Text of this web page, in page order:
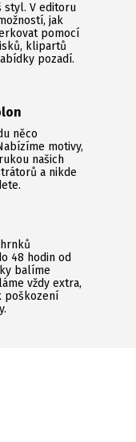
styl. V editoru
jak
pomocí
klipartů
pozadí.
něco
motivy,
našich
a nikde
48 hodin od
balíme
vždy extra,
poškození